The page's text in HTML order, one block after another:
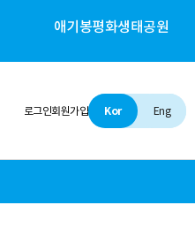
애기봉평화생태공원
로그인회원가입 Kor Eng